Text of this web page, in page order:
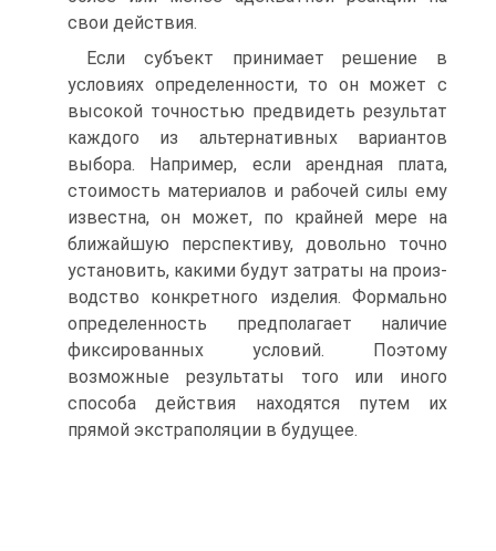
свои действия.
Если субъект принимает решение в
условиях определенности, то он мо­жет с
высокой точностью предвидеть результат
каждого из альтернативных вариантов
выбора. Например, если арендная плата,
стоимость материалов и рабочей силы ему
известна, он может, по крайней мере на
ближайшую перспективу, довольно точно
установить, какими будут затраты на произ­
водство конкретного изделия. Формально
определенность предполагает на­личие
фиксированных условий. Поэтому
возможные результаты того или иного
способа действия находятся путем их
прямой экстраполяции в буду­щее.